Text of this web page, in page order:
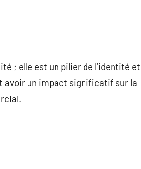
; elle est un pilier de l’identité et
avoir un impact significatif sur la